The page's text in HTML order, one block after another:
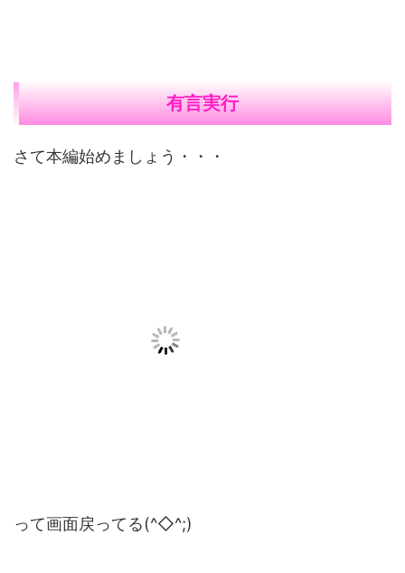
有言実行
さて本編始めましょう・・・
って画面戻ってる(^◇^;)